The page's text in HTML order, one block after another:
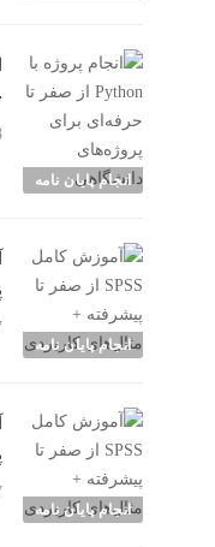
انجام پایان نامه
انجام پایان نامه
انجام پایان نامه